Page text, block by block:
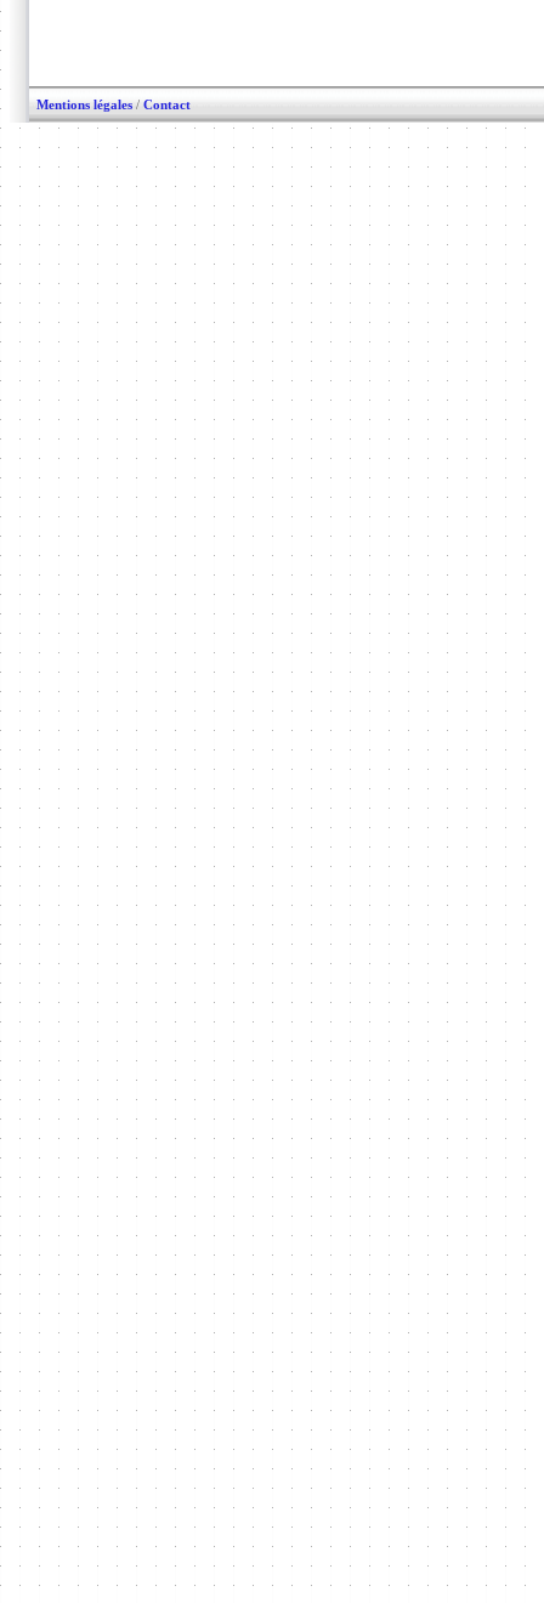
Mentions légales / Contact